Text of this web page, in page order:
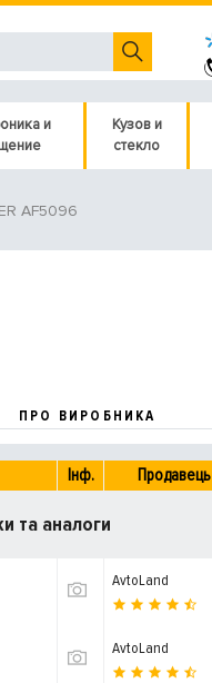
и
Кузов и
стекло
AF5096
ПРО ВИРОБНИКА
Інф. Продавець
та аналоги
AvtoLand
AvtoLand